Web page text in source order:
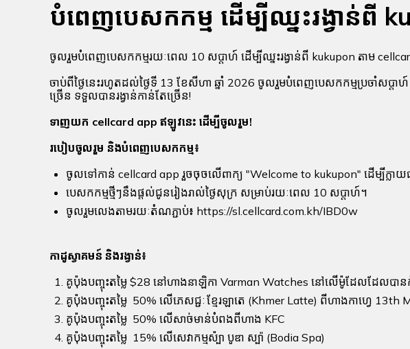
បំពេញបេសកកម្ម ដើម្បីឈ្នះរង្វាន់ពី
ចូលរួមបំពេញបេសកកម្មរយៈពេល 10 សប្តាហ៍ ដើម្បីឈ្នះរង្វាន់ពី kukupon តាម
ចាប់ពីថ្ងៃនេះរហូតដល់ថ្ងៃទី 13 ខែសីហា ឆ្នាំ 2026 ចូលរួមបំពេញបេសកកម្មប្រចាំសប្ត
ច្រើន ទទួលបានរង្វាន់កាន់តែច្រើន!
ទាញយក cellcard app ឥឡូវនេះ ដើម្បីចូលរួម!
របៀបចូលរួម និងបំពេញបេសកកម្ម៖
ចូលទៅកាន់ cellcard app រួចចុចលើពាក្យ "Welcome to kukupon" ដើម្បីក្ល
បេសកកម្មថ្មីៗនឹងផ្តល់ជូនរៀងរាល់ថ្ងៃសុក្រ សម្រាប់រយៈពេល 10 សប្តាហ៍។
ចូលរួមលេងតាមរយៈតំណភ្ជាប់៖ https://sl.cellcard.com.kh/IBD0w
កាដូស្វាគមន៍ និងរង្វាន់៖
គូប៉ុងបញ្ចុះតម្លៃ $28 នៅហាងនាឡិកា Varman Watches នៅលើម៉ូដែលដែលប
គូប៉ុងបញ្ចុះតម្លៃ 50% លើភេសជ្ជៈ ខ្មែរឡាតេ (Khmer Latte) ពីហាងកាហ្វេ 13th
គូប៉ុងបញ្ចុះតម្លៃ 50% លើសាច់មាន់បំពងពីហាង KFC
គូប៉ុងបញ្ចុះតម្លៃ 15% លើសេវាកម្មស៉្បា បូឌា ស្ប៉ា (Bodia Spa)